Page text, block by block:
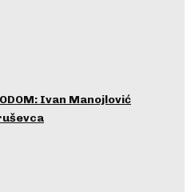
Ivan Manojlović